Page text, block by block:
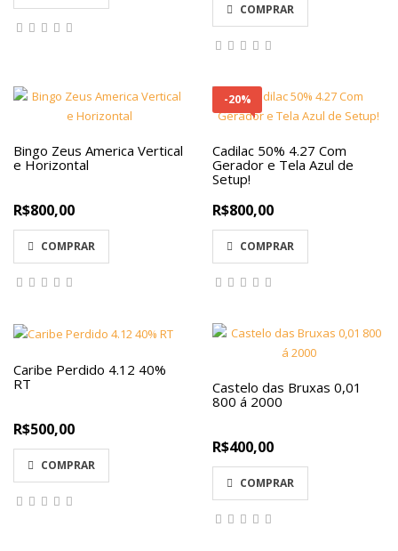
COMPRAR
Bingo Zeus America Vertical
e Horizontal
R$800,00
COMPRAR
-20%
Cadilac 50% 4.27 Com
Gerador e Tela Azul de
Setup!
R$800,00
COMPRAR
Caribe Perdido 4.12 40%
RT
R$500,00
COMPRAR
Castelo das Bruxas 0,01
800 á 2000
R$400,00
COMPRAR